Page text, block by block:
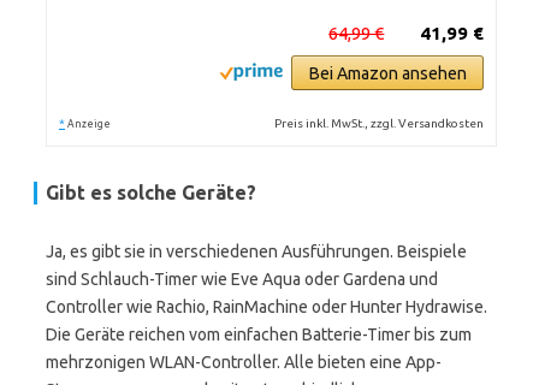
41,99 €
64,99 €
Bei Amazon ansehen
* Anzeige Preis inkl. MwSt., zzgl. Versandkosten
Gibt es solche Geräte?
Ja, es gibt sie in verschiedenen Ausführungen. Beispiele
sind Schlauch-Timer wie Eve Aqua oder Gardena und
Controller wie Rachio, RainMachine oder Hunter Hydrawise.
Die Geräte reichen vom einfachen Batterie-Timer bis zum
mehrzonigen WLAN-Controller. Alle bieten eine App-